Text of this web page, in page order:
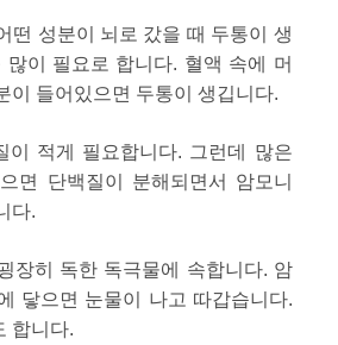
떤 성분이 뇌로 갔을 때 두통이 생
많이 필요로 합니다. 혈액 속에 머
이 들어있으면 두통이 생깁니다.
이 적게 필요합니다. 그런데 많은
면 단백질이 분해되면서 암모니
다.
장히 독한 독극물에 속합니다. 암
닿으면 눈물이 나고 따갑습니다.
합니다.